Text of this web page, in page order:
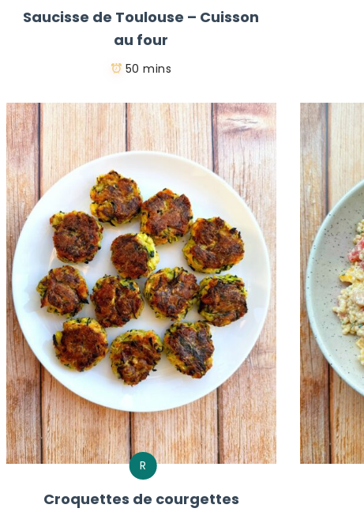
Saucisse de Toulouse – Cuisson
au four
50 mins
R
Croquettes de courgettes